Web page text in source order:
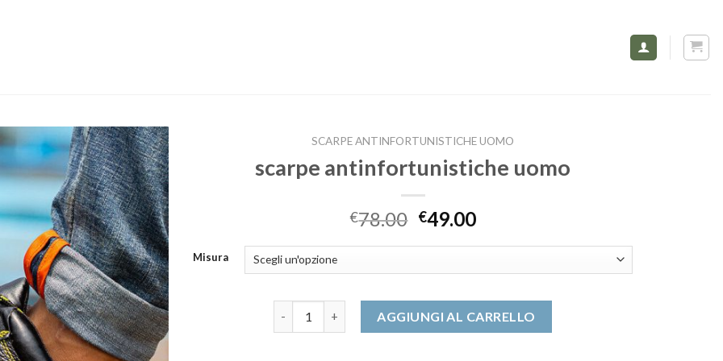
SCARPE ANTINFORTUNISTICHE UOMO
scarpe antinfortunistiche uomo
€78.00 €49.00
Misura
AGGIUNGI AL CARRELLO